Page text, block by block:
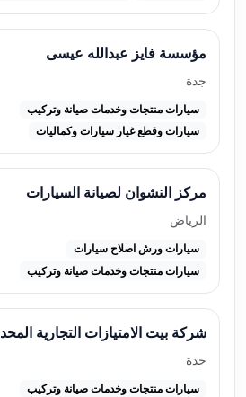
مؤسسة فايز عبدالله عيسى
جدة
سيارات منتجات وخدمات صيانة وتركيب
سيارات وقطع غيار سيارات وكماليات
مركز النشوان لصيانة السيارات
الرياض
سيارات ورش اصلاح سيارات
سيارات منتجات وخدمات صيانة وتركيب
شركة بيت الامتيازات التجارية
جدة
سيارات منتجات وخدمات صيانة وتركيب